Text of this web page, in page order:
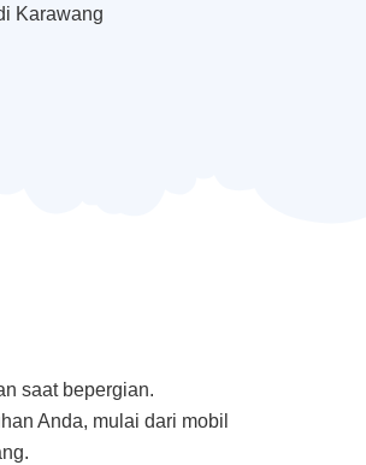
saat bepergian.
Anda, mulai dari mobil